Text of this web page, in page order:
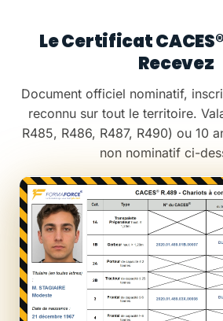
Le Certificat
Recevez
Document officiel nominatif,
reconnu sur tout le territoire.
R485, R486, R487, R490) ou 10
non nominatif ci-